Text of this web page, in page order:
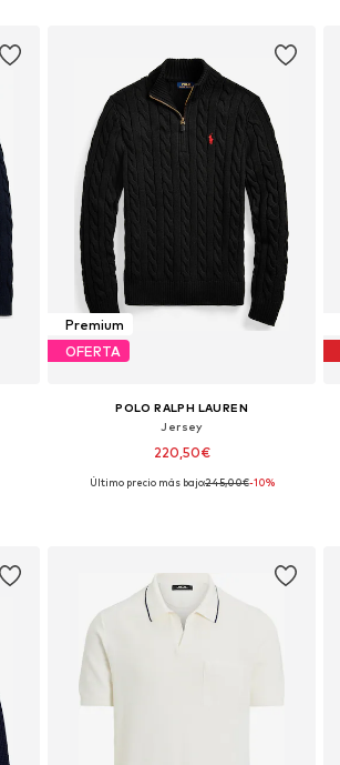
Premium
OFERTA
POLO RALPH LAUREN
Jersey
220,50€
Tallas disponibles: L, XL, XXL
Último precio más bajo:245,00€-10%